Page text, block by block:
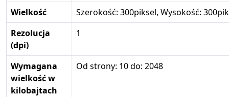
Wielkość
Szerokość: 300piksel, Wysokość:
Rezolucja
(dpi)
1
Wymagana
wielkość w
kilobajtach
Od strony: 10 do: 2048